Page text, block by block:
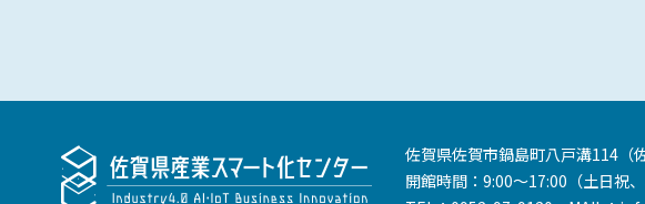
佐賀県佐賀市鍋島町八戸溝114
開館時間：9:00～17:00 （土日祝